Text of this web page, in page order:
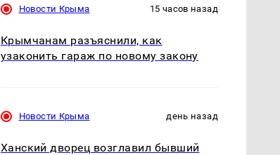
Новости Крыма 15 часов назад
Крымчанам разъяснили, как
узаконить гараж по новому закону
Новости Крыма день назад
Ханский дворец возглавил бывший